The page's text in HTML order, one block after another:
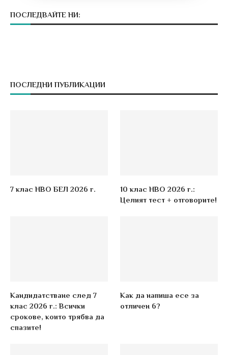
ПОСЛЕДВАЙТЕ НИ:
ПОСЛЕДНИ ПУБЛИКАЦИИ
7 клас НВО БЕЛ 2026 г.
10 клас НВО 2026 г.:
Целият тест + отговорите!
Кандидатстване след 7
клас 2026 г.: Всички
срокове, които трябва да
спазите!
Как да напиша есе за
отличен 6?